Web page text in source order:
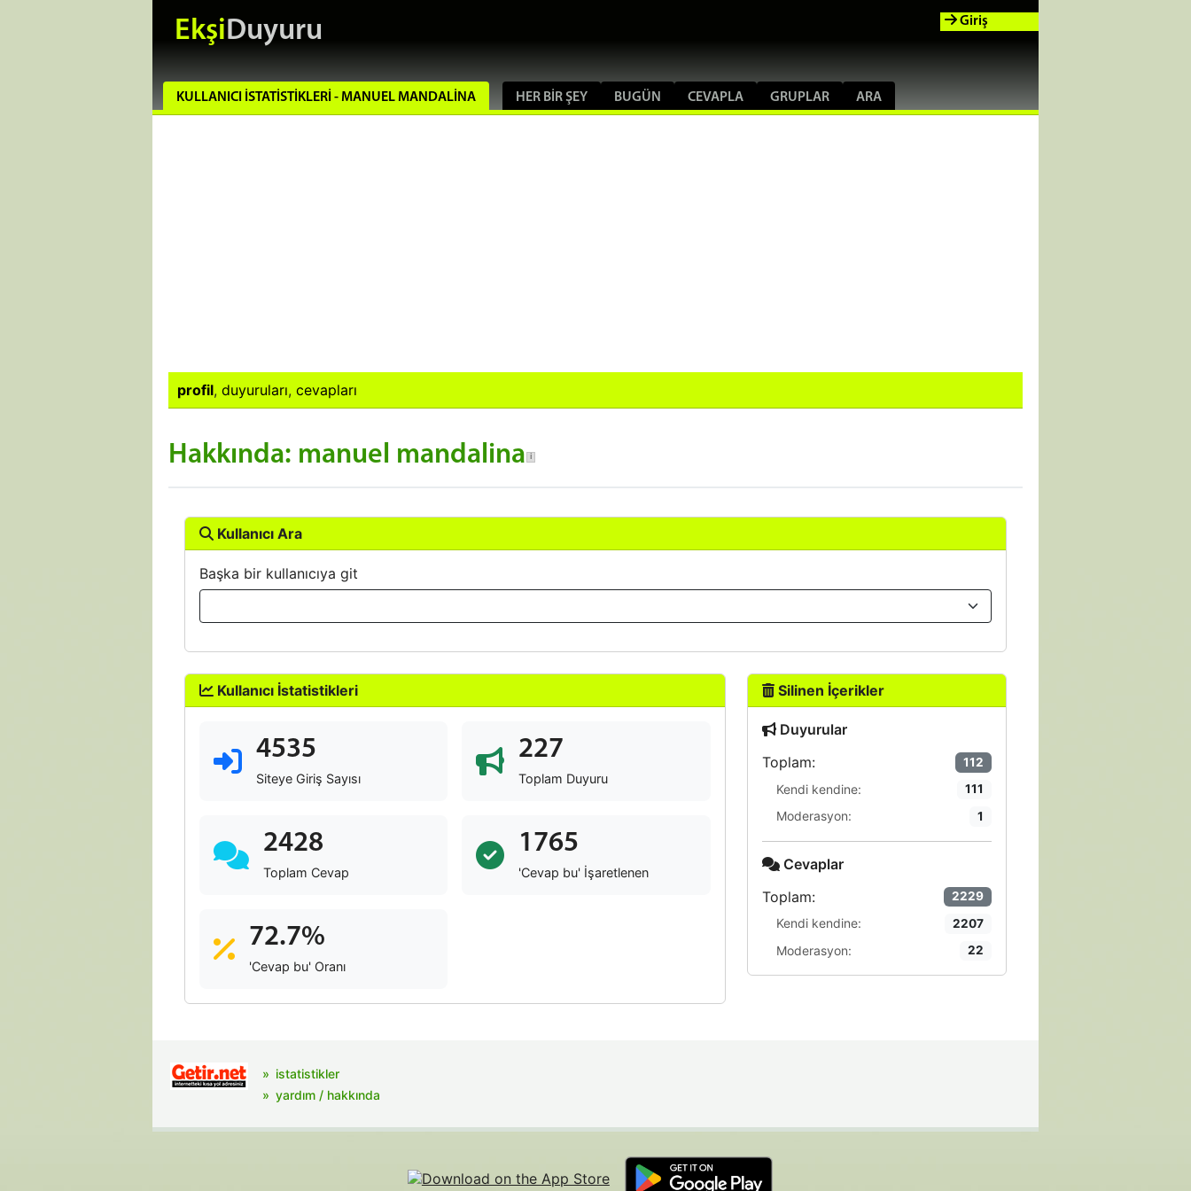
EkşiDuyuru
KULLANICI İSTATISTIKLERI - MANUEL MANDALINA HER BIR ŞEY BUGÜN CEVAPLA GRUPLAR ARA
Giriş
profil, duyuruları, cevapları
Hakkında: manuel mandalina
Kullanıcı Ara
Başka bir kullanıcıya git
Kullanıcı İstatistikleri
4535
Siteye Giriş Sayısı
227
Toplam Duyuru
2428
Toplam Cevap
1765
'Cevap bu' İşaretlenen
72.7%
'Cevap bu' Oranı
Silinen İçerikler
Duyurular
Toplam:
112
Kendi kendine: 111
Moderasyon: 1
Cevaplar
Toplam:
2229
Kendi kendine: 2207
Moderasyon: 22
istatistikler
yardım / hakkında